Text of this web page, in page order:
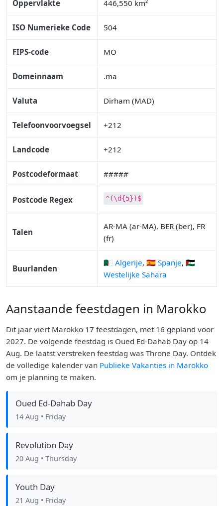
Oppervlakte 446,550 km²
ISO Numerieke Code 504
FIPS-code MO
Domeinnaam .ma
Valuta Dirham (MAD)
Telefoonvoorvoegsel +212
Landcode +212
Postcodeformaat #####
Postcode Regex ^(\d{5})$
Talen
AR-MA (ar-MA), BER (ber), FR
(fr)
Buurlanden
🇩🇿 Algerije, 🇪🇸 Spanje, 🇪🇭
Westelijke Sahara
Aanstaande feestdagen in Marokko
Dit jaar viert Marokko 17 feestdagen, met 16 gepland voor
2027. De volgende feestdag is Oued Ed-Dahab Day op 14
Aug. De laatst verstreken feestdag was Throne Day. Ontdek
de volledige kalender van Publieke Vakanties in Marokko
om je planning te maken.
Oued Ed-Dahab Day
14 Aug • Friday
Revolution Day
20 Aug • Thursday
Youth Day
21 Aug • Friday